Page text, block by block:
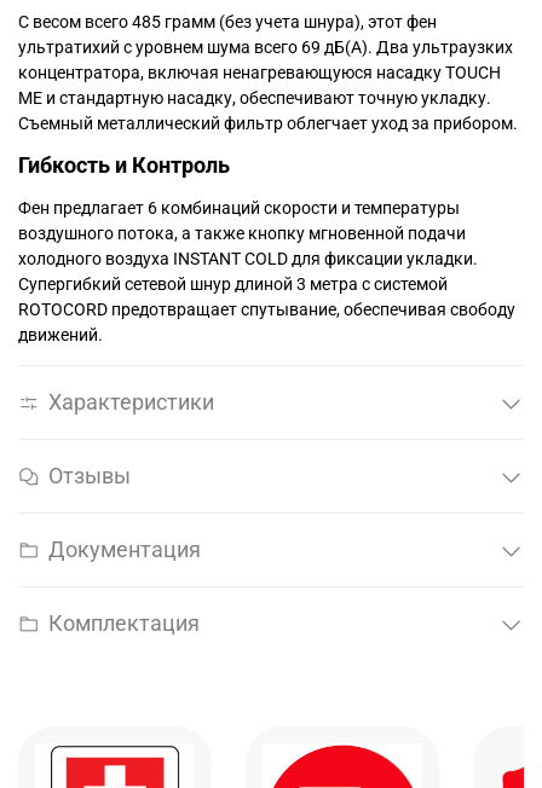
С весом всего 485 грамм (без учета шнура), этот фен
ультратихий с уровнем шума всего 69 дБ(А). Два ультраузких
концентратора, включая ненагревающуюся насадку TOUCH
ME и стандартную насадку, обеспечивают точную укладку.
Съемный металлический фильтр облегчает уход за прибором.
Гибкость и Контроль
Фен предлагает 6 комбинаций скорости и температуры
воздушного потока, а также кнопку мгновенной подачи
холодного воздуха INSTANT COLD для фиксации укладки.
Супергибкий сетевой шнур длиной 3 метра с системой
ROTOCORD предотвращает спутывание, обеспечивая свободу
движений.
Характеристики
Отзывы
Документация
Комплектация